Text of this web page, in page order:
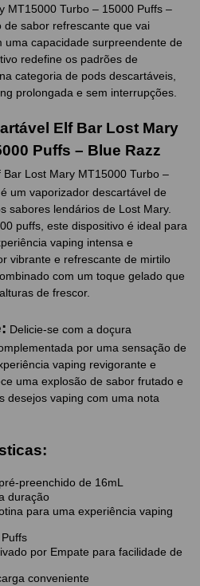
MT15000 Turbo – 15000 Puffs –
de sabor refrescante que vai
uma capacidade surpreendente de
redefine os padrões de
categoria de pods descartáveis,
prolongada e sem interrupções.
Elf Bar Lost Mary
Puffs – Blue Razz
Bar Lost Mary MT15000 Turbo –
um vaporizador descartável de
sabores lendários de Lost Mary.
puffs, este dispositivo é ideal para
vaping intensa e
vibrante e refrescante de mirtilo
com um toque gelado que
de frescor.
Delicie-se com a doçura
por uma sensação de
vaping revigorante e
uma explosão de sabor frutado e
desejos vaping com uma nota
preenchido de 16mL
duração
para uma experiência vaping
por Empate para facilidade de
conveniente